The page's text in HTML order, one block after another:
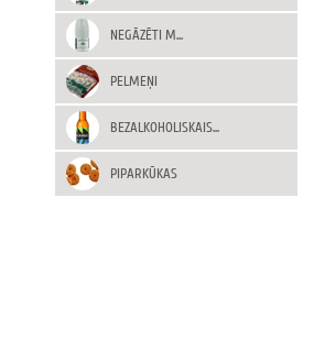
NEGĀZĒTI M...
PELMEŅI
BEZALKOHOLISKAIS...
PIPARKŪKAS